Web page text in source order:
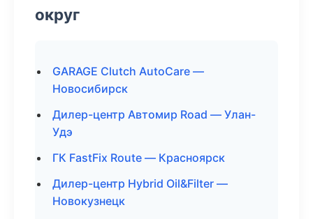
округ
GARAGE Clutch AutoCare —
Новосибирск
Дилер-центр Автомир Road — Улан-
Удэ
ГК FastFix Route — Красноярск
Дилер-центр Hybrid Oil&Filter —
Новокузнецк